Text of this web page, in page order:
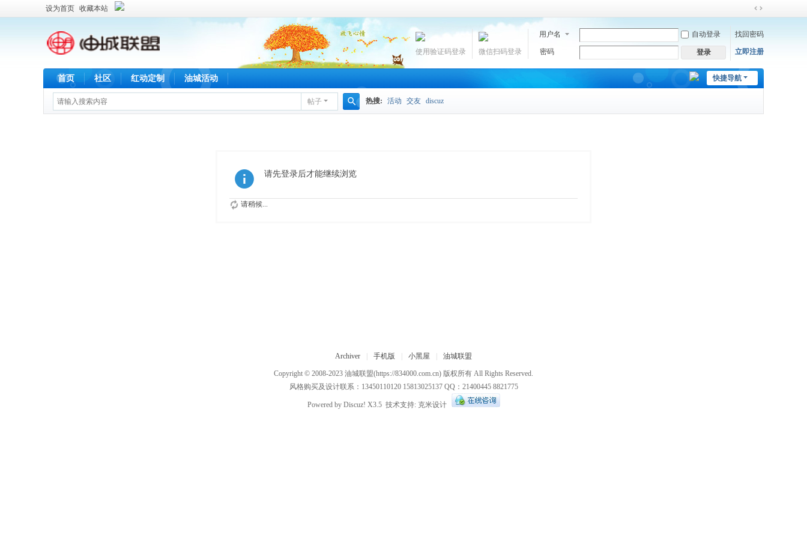
设为首页 收藏本站
切
换
到
宽
用户名 自动登录 找回密码
密码 登录 立即注册
微信扫码登录
使用验证码登录
快捷导航
首页 社区 红动定制 油城活动
帖子 热搜: 活动 交友 discuz
请先登录后才能继续浏览
请稍候...
Archiver 手机版 小黑屋 油城联盟
Copyright © 2008-2023 油城联盟(https://834000.com.cn) 版权所有 All Rights Reserved.
风格购买及设计联系：13450110120 15813025137 QQ：21400445 8821775
Powered by Discuz! X3.5 技术支持: 克米设计